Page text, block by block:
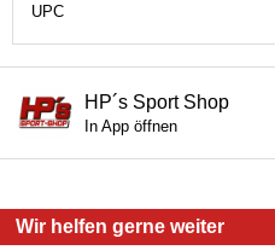
UPC
HP´s Sport Shop
In App öffnen
Wir helfen gerne weiter